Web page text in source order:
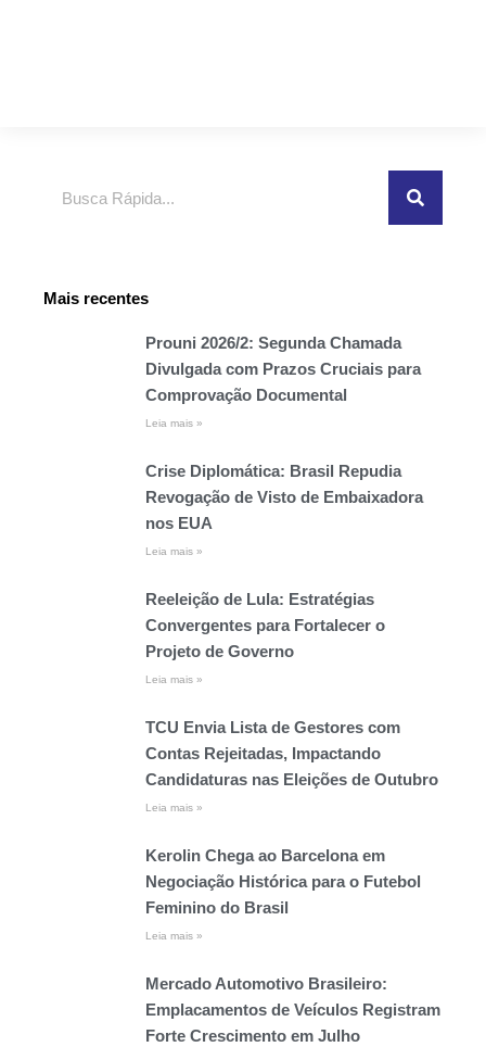
Mais recentes
Prouni 2026/2: Segunda Chamada
Divulgada com Prazos Cruciais para
Comprovação Documental
Leia mais »
Crise Diplomática: Brasil Repudia
Revogação de Visto de Embaixadora
nos EUA
Leia mais »
Reeleição de Lula: Estratégias
Convergentes para Fortalecer o
Projeto de Governo
Leia mais »
TCU Envia Lista de Gestores com
Contas Rejeitadas, Impactando
Candidaturas nas Eleições de Outubro
Leia mais »
Kerolin Chega ao Barcelona em
Negociação Histórica para o Futebol
Feminino do Brasil
Leia mais »
Mercado Automotivo Brasileiro:
Emplacamentos de Veículos Registram
Forte Crescimento em Julho